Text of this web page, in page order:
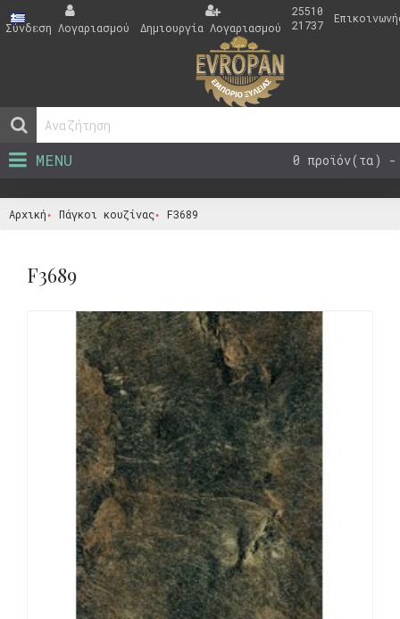
Σύνδεση Λογαριασμού Δημιουργία Λογαριασμού
25510
21737
0 προϊόν(τα) -
MENU
Αρχική Πάγκοι κουζίνας F3689
F3689